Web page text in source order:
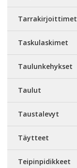
Tarrakirjoittimet
Taskulaskimet
Taulunkehykset
Taulut
Taustalevyt
Täytteet
Teipinpidikkeet